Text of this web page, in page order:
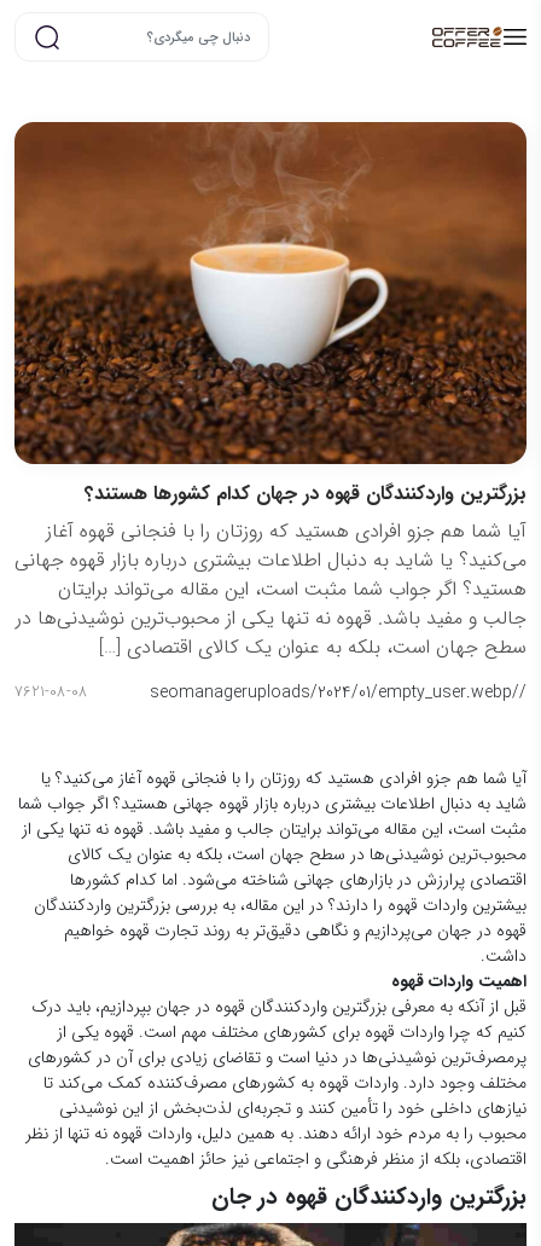
بزرگترین واردکنندگان قهوه در جهان کدام کشورها هستند؟
آیا شما هم جزو افرادی هستید که روزتان را با فنجانی قهوه آغاز
می‌کنید؟ یا شاید به دنبال اطلاعات بیشتری درباره بازار قهوه جهانی
هستید؟ اگر جواب شما مثبت است، این مقاله می‌تواند برایتان
جالب و مفید باشد. قهوه نه تنها یکی از محبوب‌ترین نوشیدنی‌ها در
سطح جهان است، بلکه به عنوان یک کالای اقتصادی […]
/
/uploads/2024/01/empty_user.webp
seomanager
7621-08-08
آیا شما هم جزو افرادی هستید که روزتان را با فنجانی قهوه آغاز می‌کنید؟ یا
شاید به دنبال اطلاعات بیشتری درباره بازار قهوه جهانی هستید؟ اگر جواب شما
مثبت است، این مقاله می‌تواند برایتان جالب و مفید باشد. قهوه نه تنها یکی از
محبوب‌ترین نوشیدنی‌ها در سطح جهان است، بلکه به عنوان یک کالای
اقتصادی پرارزش در بازارهای جهانی شناخته می‌شود. اما کدام کشورها
بیشترین واردات قهوه را دارند؟ در این مقاله، به بررسی بزرگترین واردکنندگان
قهوه در جهان می‌پردازیم و نگاهی دقیق‌تر به روند تجارت قهوه خواهیم
داشت.
اهمیت واردات قهوه
قبل از آنکه به معرفی بزرگترین واردکنندگان قهوه در جهان بپردازیم، باید درک
کنیم که چرا واردات قهوه برای کشورهای مختلف مهم است. قهوه یکی از
پرمصرف‌ترین نوشیدنی‌ها در دنیا است و تقاضای زیادی برای آن در کشورهای
مختلف وجود دارد. واردات قهوه به کشورهای مصرف‌کننده کمک می‌کند تا
نیازهای داخلی خود را تأمین کنند و تجربه‌ای لذت‌بخش از این نوشیدنی
محبوب را به مردم خود ارائه دهند. به همین دلیل، واردات قهوه نه تنها از نظر
اقتصادی، بلکه از منظر فرهنگی و اجتماعی نیز حائز اهمیت است.
بزرگترین واردکنندگان قهوه در جان